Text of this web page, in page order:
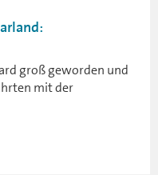
groß geworden und
mit der